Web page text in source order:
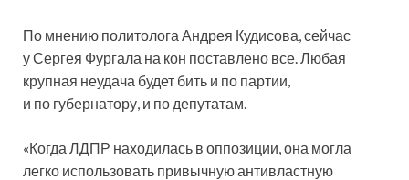
По мнению политолога Андрея Кудисова, сейчас
у Сергея Фургала на кон поставлено все. Любая
крупная неудача будет бить и по партии,
и по губернатору, и по депутатам.
«Когда ЛДПР находилась в оппозиции, она могла
легко использовать привычную антивластную